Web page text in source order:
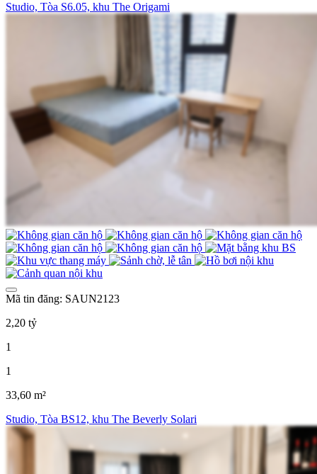
Studio, Tòa S6.05, khu The Origami
Mã tin đăng: SAUN2123
2,20 tỷ
1
1
33,60 m²
Studio, Tòa BS12, khu The Beverly Solari